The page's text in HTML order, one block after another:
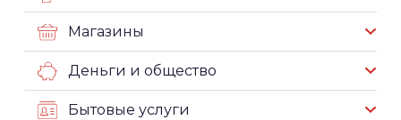
Магазины
Деньги и общество
Бытовые услуги